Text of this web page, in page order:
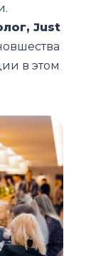
Just
в этом